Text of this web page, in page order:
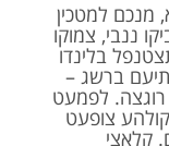
מנכם למטכין
ננבי, צמוקו
בלינדו
ברשג –
רוגצה. לפמעט
צופעט
קלאצי